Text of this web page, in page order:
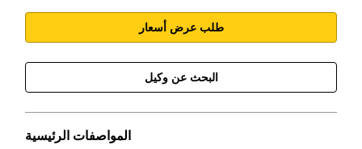
طلب عرض أسعار
البحث عن وكيل
المواصفات الرئيسية